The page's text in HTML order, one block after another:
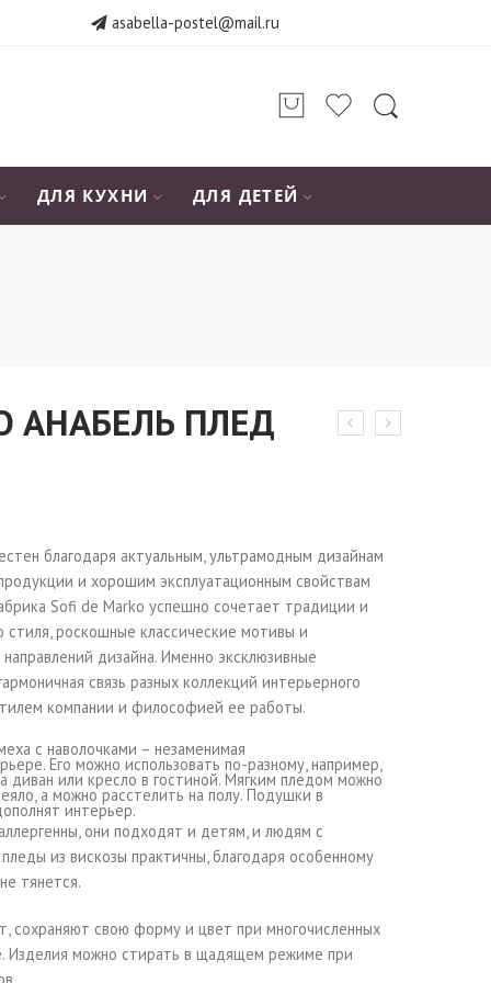
asabella-postel@mail.ru
ДЛЯ КУХНИ ДЛЯ ДЕТЕЙ
АНАБЕЛЬ ПЛЕД
благодаря актуальным, ультрамодным дизайнам
и хорошим эксплуатационным свойствам
Sofi de Marko успешно сочетает традиции и
стиля, роскошные классические мотивы и
дизайна. Именно эксклюзивные
связь разных коллекций интерьерного
компании и философией ее работы.
с наволочками – незаменимая
Его можно использовать по-разному, например,
диван или кресло в гостиной. Мягким пледом можно
а можно расстелить на полу. Подушки в
интерьер.
они подходят и детям, и людям с
из вискозы практичны, благодаря особенному
тянется.
сохраняют свою форму и цвет при многочисленных
Изделия можно стирать в щадящем режиме при